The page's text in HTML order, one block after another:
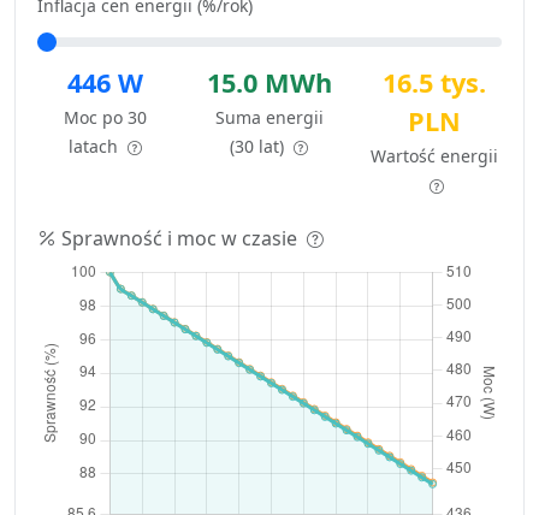
Inflacja cen energii (%/rok)
446 W
Moc po 30
latach
15.0 MWh
Suma energii
(30 lat)
16.5 tys.
PLN
Wartość energii
Sprawność i moc w czasie